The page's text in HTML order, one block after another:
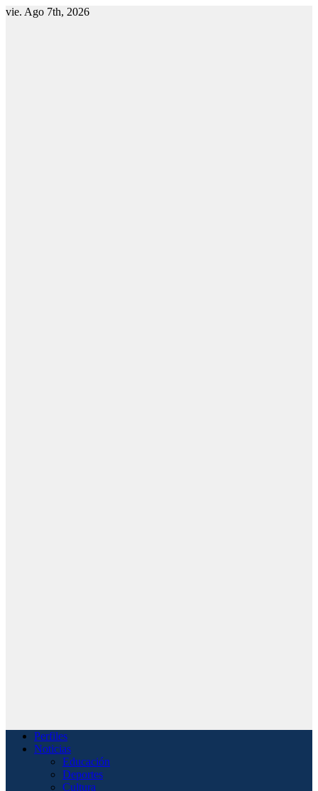
vie. Ago 7th, 2026
Perfiles
Noticias
Educación
Deportes
Cultura